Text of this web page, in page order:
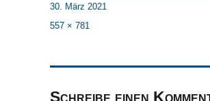
Veröffentlicht
am
30. März 2021
Originalgröße
557 × 781
Schreibe einen